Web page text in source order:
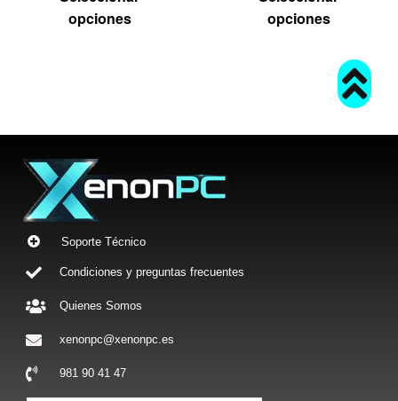
opciones
opciones
Soporte Técnico
Condiciones y preguntas frecuentes
Quienes Somos
xenonpc@xenonpc.es
981 90 41 47